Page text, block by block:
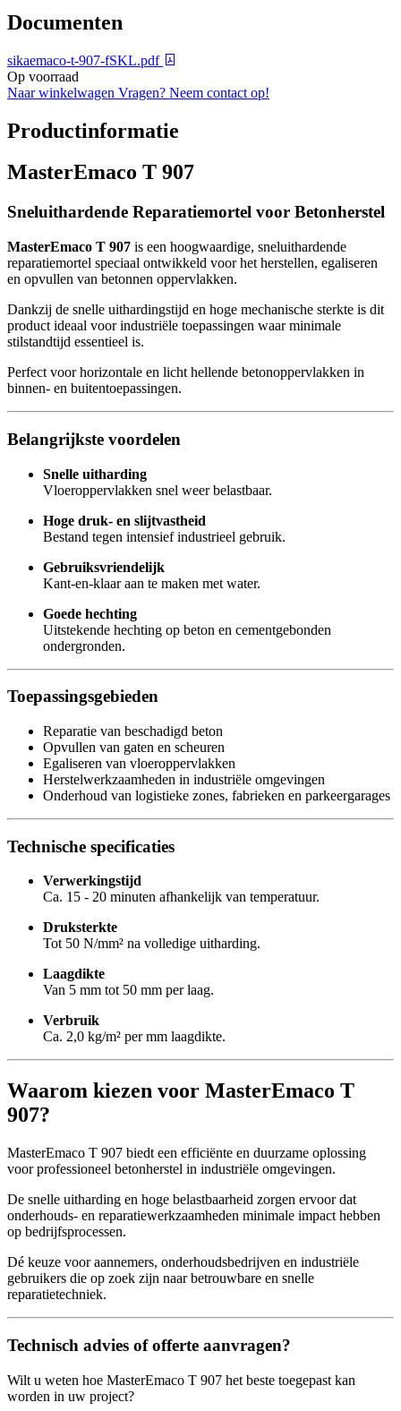
Documenten
sikaemaco-t-907-fSKL.pdf
Op voorraad
Naar winkelwagen Vragen? Neem contact op!
Productinformatie
MasterEmaco T 907
Sneluithardende Reparatiemortel voor Betonherstel
MasterEmaco T 907 is een hoogwaardige, sneluithardende
reparatiemortel speciaal ontwikkeld voor het herstellen, egaliseren
en opvullen van betonnen oppervlakken.
Dankzij de snelle uithardingstijd en hoge mechanische sterkte is dit
product ideaal voor industriële toepassingen waar minimale
stilstandtijd essentieel is.
Perfect voor horizontale en licht hellende betonoppervlakken in
binnen- en buitentoepassingen.
Belangrijkste voordelen
Snelle uitharding
Vloeroppervlakken snel weer belastbaar.
Hoge druk- en slijtvastheid
Bestand tegen intensief industrieel gebruik.
Gebruiksvriendelijk
Kant-en-klaar aan te maken met water.
Goede hechting
Uitstekende hechting op beton en cementgebonden
ondergronden.
Toepassingsgebieden
Reparatie van beschadigd beton
Opvullen van gaten en scheuren
Egaliseren van vloeroppervlakken
Herstelwerkzaamheden in industriële omgevingen
Onderhoud van logistieke zones, fabrieken en parkeergarages
Technische specificaties
Verwerkingstijd
Ca. 15 - 20 minuten afhankelijk van temperatuur.
Druksterkte
Tot 50 N/mm² na volledige uitharding.
Laagdikte
Van 5 mm tot 50 mm per laag.
Verbruik
Ca. 2,0 kg/m² per mm laagdikte.
Waarom kiezen voor MasterEmaco T
907?
MasterEmaco T 907 biedt een efficiënte en duurzame oplossing
voor professioneel betonherstel in industriële omgevingen.
De snelle uitharding en hoge belastbaarheid zorgen ervoor dat
onderhouds- en reparatiewerkzaamheden minimale impact hebben
op bedrijfsprocessen.
Dé keuze voor aannemers, onderhoudsbedrijven en industriële
gebruikers die op zoek zijn naar betrouwbare en snelle
reparatietechniek.
Technisch advies of offerte aanvragen?
Wilt u weten hoe MasterEmaco T 907 het beste toegepast kan
worden in uw project?